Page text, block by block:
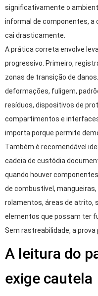
significativamente o
informal de componentes, a
cai drasticamente.
A prática correta envolve
progressivo. Primeiro,
zonas de transição de
deformações, fuligem,
resíduos, dispositivos de
compartimentos e
importa porque permite
Também é recomendável
cadeia de custódia
quando houver
de combustível,
rolamentos, áreas de atrito,
elementos que possam ter
Sem rastreabilidade, a prova
A leitura do
exige cautela